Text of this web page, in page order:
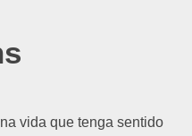
vida que tenga sentido